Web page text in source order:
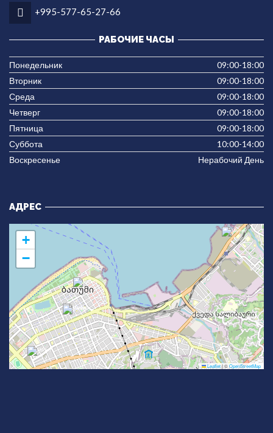
+995-577-65-27-66
РАБОЧИЕ ЧАСЫ
Понедельник
09:00-18:00
Вторник
09:00-18:00
Среда
09:00-18:00
Четверг
09:00-18:00
Пятница
09:00-18:00
Суббота
10:00-14:00
Воскресенье
Нерабочий День
АДРЕС
+
−
Leaflet|©OpenStreetMap